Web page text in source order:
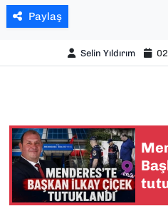
Paylaş
Selin Yıldırım